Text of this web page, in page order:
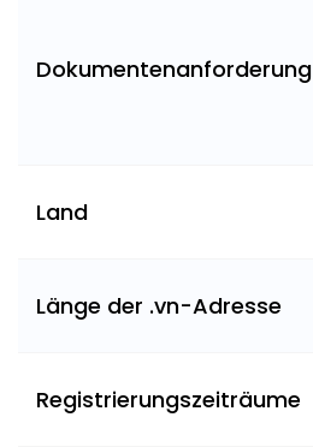
Dokumentenanforderung
Land
Länge der .vn-Adresse
Registrierungszeiträume